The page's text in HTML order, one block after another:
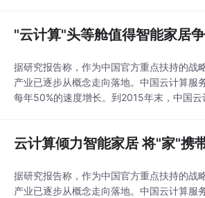
类，一类是控制信息，这些信息的共同特点
"云计算"头等舱值得智能家居
据研究报告称，作为中国官方重点扶持的战
产业已逐步从概念走向落地。中国云计算服
每年50%的速度增长。到2015年末，中国云
料被储存在云盘中，通过云盘里的应用程序
云计算倾力智能家居 将"家"携
据研究报告称，作为中国官方重点扶持的战
产业已逐步从概念走向落地。中国云计算服